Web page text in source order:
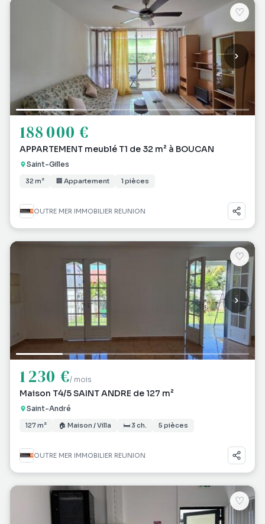
♡
188 000 €
APPARTEMENT meublé T1 de 32 m² à BOUCAN
Saint-Gilles
32 m² 🏢 Appartement 1 pièces
OUTRE MER IMMOBILIER REUNION
♡
1 230 €/ mois
Maison T4/5 SAINT ANDRE de 127 m²
Saint-André
127 m² 🏠 Maison / Villa 🛏 3 ch. 5 pièces
OUTRE MER IMMOBILIER REUNION
♡